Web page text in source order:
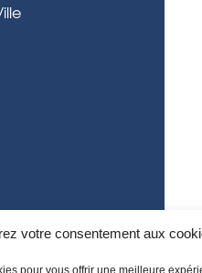
votre consentement aux
pour vous offrir une meilleure